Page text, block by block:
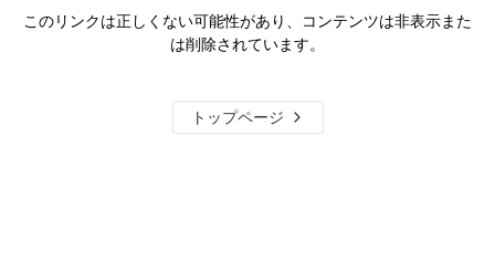
このリンクは正しくない可能性があり、コンテンツは非表示また
は削除されています。
トップページ